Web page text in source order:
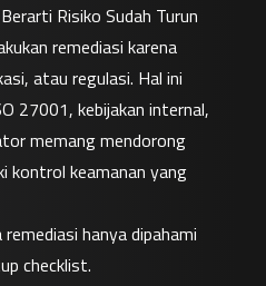
Risiko Sudah Turun
remediasi karena
atau regulasi. Hal ini
27001, kebijakan internal,
memang mendorong
kontrol keamanan yang
hanya dipahami
checklist.